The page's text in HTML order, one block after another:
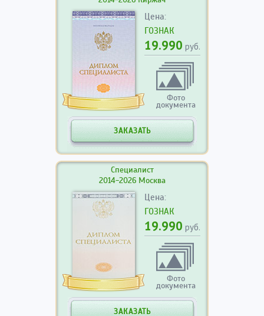
Цена:
ГОЗНАК
19.990 руб.
Фото
документа
ЗАКАЗАТЬ
Специалист
2014-2026 Москва
Цена:
ГОЗНАК
19.990 руб.
Фото
документа
ЗАКАЗАТЬ